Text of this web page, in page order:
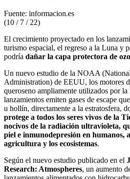
Fuente: informacion.es
(10 / 7 / 22)
El crecimiento proyectado en los
turismo espacial, el regreso a la Luna y
podría 1000 dollar payday loans online
dañar la capa protectora de
Un nuevo estudio de la NOAA
Administration) de EEUU, los motores
queroseno ampliamente utilizados por
lanzamientos emiten gases de escape
u hollín, directamente a la estratosfera,
protege a todos los seres vivos de la
nocivos de la radiación ultravioleta,
piel e inmunodepresión en humanos,
agricultura y los ecosistemas.
Según el nuevo estudio publicado en el
Research: Atmospheres, un aumento